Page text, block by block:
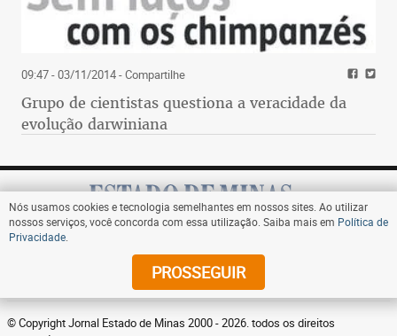
09:47 - 03/11/2014- Compartilhe
Grupo de cientistas questiona a veracidade da
evolução darwiniana
Assine
© Copyright Jornal Estado de Minas 2000 - 2026. todos os direitos
Nós usamos cookies e tecnologia semelhantes em nossos sites. Ao utilizar
nossos serviços, você concorda com essa utilização. Saiba mais em Política de
Privacidade
PROSSEGUIR